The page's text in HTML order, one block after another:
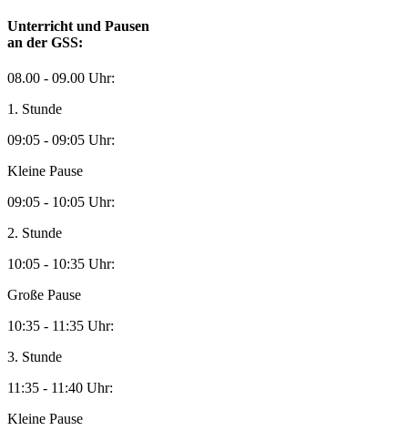
Unterricht und Pausen
an der GSS:
08.00 - 09.00 Uhr:
1. Stunde
09:05 - 09:05 Uhr:
Kleine Pause
09:05 - 10:05 Uhr:
2. Stunde
10:05 - 10:35 Uhr:
Große Pause
10:35 - 11:35 Uhr:
3. Stunde
11:35 - 11:40 Uhr:
Kleine Pause